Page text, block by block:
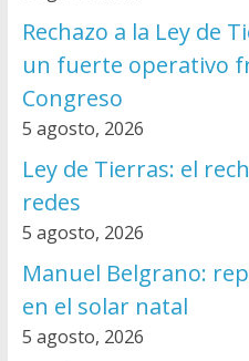
Rechazo a la Ley de
un fuerte operativo
Congreso
5 agosto, 2026
Ley de Tierras: el
redes
5 agosto, 2026
Manuel Belgrano:
en el solar natal
5 agosto, 2026